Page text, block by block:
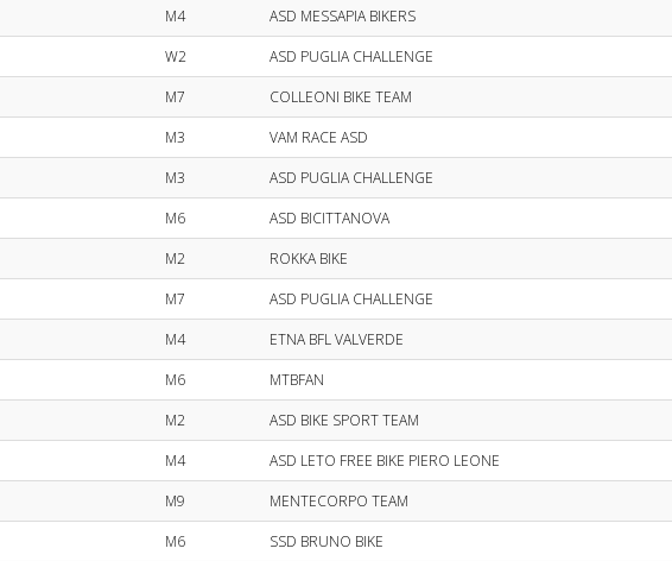
M4
ASD MESSAPIA BIKERS
W2
ASD PUGLIA CHALLENGE
M7
COLLEONI BIKE TEAM
M3
VAM RACE ASD
M3
ASD PUGLIA CHALLENGE
M6
ASD BICITTANOVA
M2
ROKKA BIKE
M7
ASD PUGLIA CHALLENGE
M4
ETNA BFL VALVERDE
M6
MTBFAN
M2
ASD BIKE SPORT TEAM
M4
ASD LETO FREE BIKE PIERO LEONE
M9
MENTECORPO TEAM
M6
SSD BRUNO BIKE